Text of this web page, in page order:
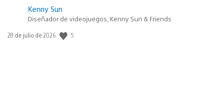
Kenny Sun
Diseñador de videojuegos, Kenny Sun & Friends
Fecha
28 de julio de 2026 5